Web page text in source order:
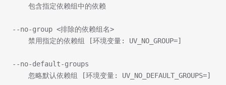
    包含指定依赖组中的依赖
--no-group <排除的依赖组名>
    禁用指定的依赖组 [环境变量: UV_NO_GROUP=]
--no-default-groups
    忽略默认依赖组 [环境变量: UV_NO_DEFAULT_GROUPS=]